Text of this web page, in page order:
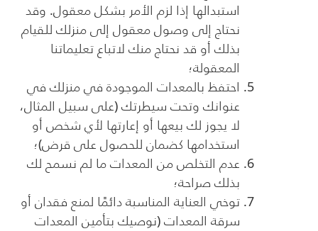
استبدالها إذا لزم الأمر بشكل معقول. وقد
نحتاج إلى وصول معقول إلى منزلك للقيام
بذلك أو قد نحتاج منك لاتباع تعليماتنا
المعقولة؛
احتفظ بالمعدات الموجودة في منزلك في
عنوانك وتحت سيطرتك (على سبيل المثال،
لا يجوز لك بيعها أو إعارتها لأي شخص أو
استخدامها كضمان للحصول على قرض)؛
عدم التخلص من المعدات ما لم نسمح لك
بذلك صراحة؛
توخي العناية المناسبة دائمًا لمنع فقدان أو
سرقة المعدات (نوصيك بتأمين المعدات